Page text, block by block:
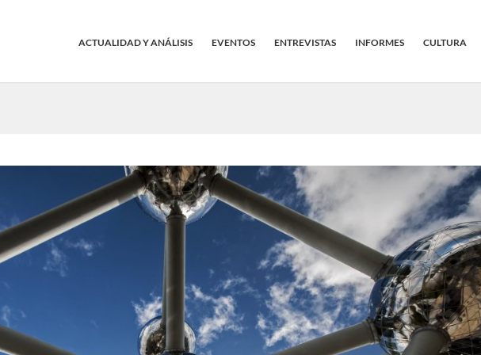
ACTUALIDAD Y ANÁLISIS EVENTOS ENTREVISTAS INFORMES CULTURA